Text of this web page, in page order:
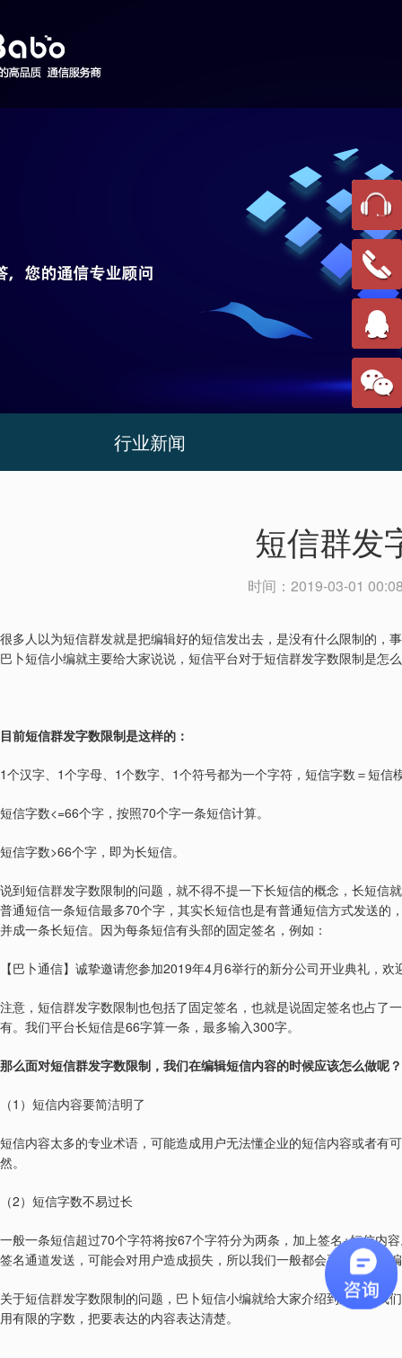
行业新闻
短信群发
时间： 2019-03-01
很多人以为短信群发就是把编辑好的短信发出去，是没有什么限制的，
巴卜短信小编就主要给大家说说，短信平台对于短信群发字数限制是怎
目前短信群发字数限制是这样的：
1 个汉字、 1 个字母、 1 个数字、 1 个符号都为一个字符，短信字数＝短信
短信字数<=66个字，按照70个字一条短信计算。
短信字数>66个字，即为长短信。
说到短信群发字数限制的问题，就不得不提一下长短信的概念，长短信
普通短信一条短信最多70个字，其实长短信也是有普通短信方式发送的
并成一条长短信。因为每条短信有头部的固定签名，例如：
【巴卜通信】诚挚邀请您参加2019年4月 6举行的新分公司开业典礼，欢
注意，短信群发字数限制也包括了固定签名，也就是说固定签名也占了
有。我们平台长短信是66字算一条，最多输入300字。
那么面对短信群发字数限制，我们在编辑短信内容的时候应该怎么做呢？
（ 1 ）短信内容要简洁明了
短信内容太多的专业术语，可能造成用户无法懂企业的短信内容或者有
然。
（2 ）短信字数不易过长
一般一条短信超过70个字符将按67个字符分为两条，加上签名+短信内
签名通道发送，可能会对用户造成损失，所以我们一般都会要求客户在
关于短信群发字数限制的问题，巴卜短信小编就给大家介绍到这里。我
用有限的字数，把要表达的内容表达清楚。